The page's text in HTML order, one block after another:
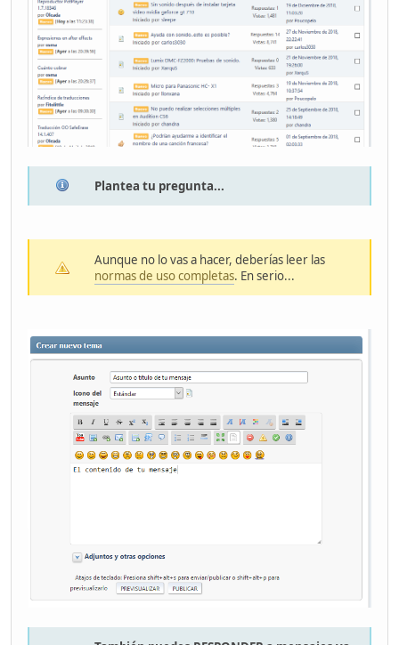
Plantea tu pregunta...
Aunque no lo vas a hacer, deberías leer las
normas de uso completas. En serio...